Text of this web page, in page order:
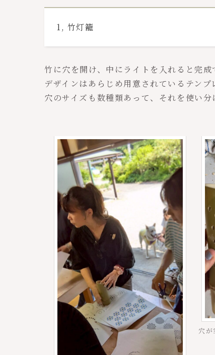
1, 竹灯籠
竹に穴を開け、中にライトを入れると完成
デザインはあらじめ用意されているテン
穴のサイズも数種類あって、それを使い分
穴が